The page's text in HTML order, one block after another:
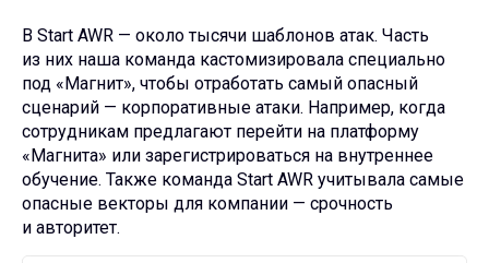
В Start AWR — около тысячи шаблонов атак. Часть
из них наша команда кастомизировала специально
под «Магнит», чтобы отработать самый опасный
сценарий — корпоративные атаки. Например, когда
сотрудникам предлагают перейти на платформу
«Магнита» или зарегистрироваться на внутреннее
обучение. Также команда Start AWR учитывала самые
опасные векторы для компании — срочность
и авторитет.